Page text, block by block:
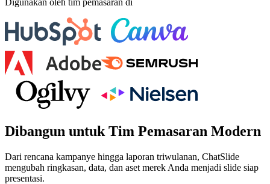
Dibangun untuk Tim Pemasaran Modern
Dari rencana kampanye hingga laporan triwulanan, ChatSlide
mengubah ringkasan, data, dan aset merek Anda menjadi slide siap
presentasi.